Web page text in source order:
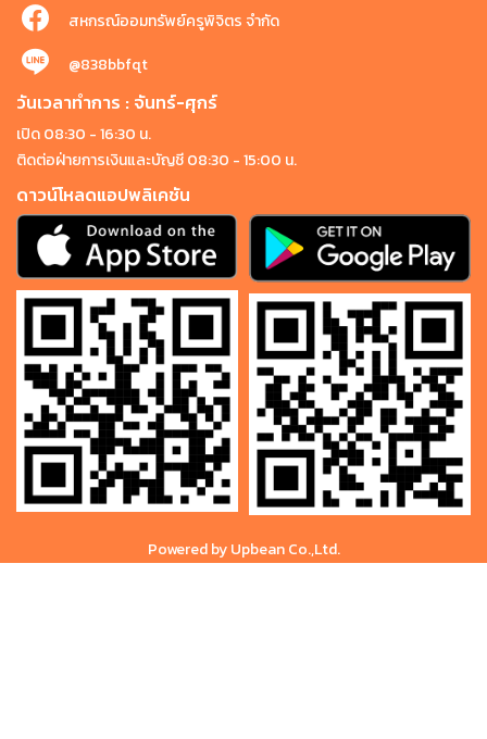
สหกรณ์ออมทรัพย์ครูพิจิตร จำกัด
@838bbfqt
วันเวลาทำการ : จันทร์-ศุกร์
เปิด 08:30 - 16:30 น.
ติดต่อฝ่ายการเงินและบัญชี 08:30 - 15:00 น.
ดาวน์โหลดแอปพลิเคชัน
Powered by Upbean Co.,Ltd.